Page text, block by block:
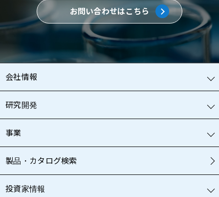
お問い合わせはこちら
会社情報
研究開発
事業
製品・カタログ検索
投資家情報